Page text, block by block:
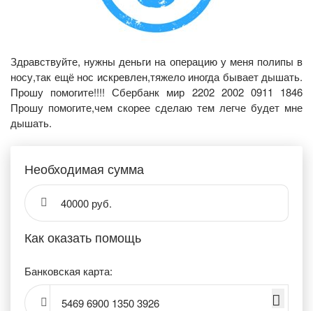
Здравствуйте, нужны деньги на операцию у меня полипы в
носу,так ещё нос искревлен,тяжело иногда бывает дышать.
Прошу помогите!!!! Сбербанк мир 2202 2002 0911 1846
Прошу помогите,чем скорее сделаю тем легче будет мне
дышать.
Необходимая сумма
40000 руб.
Как оказать помощь
Банковская карта:
5469 6900 1350 3926